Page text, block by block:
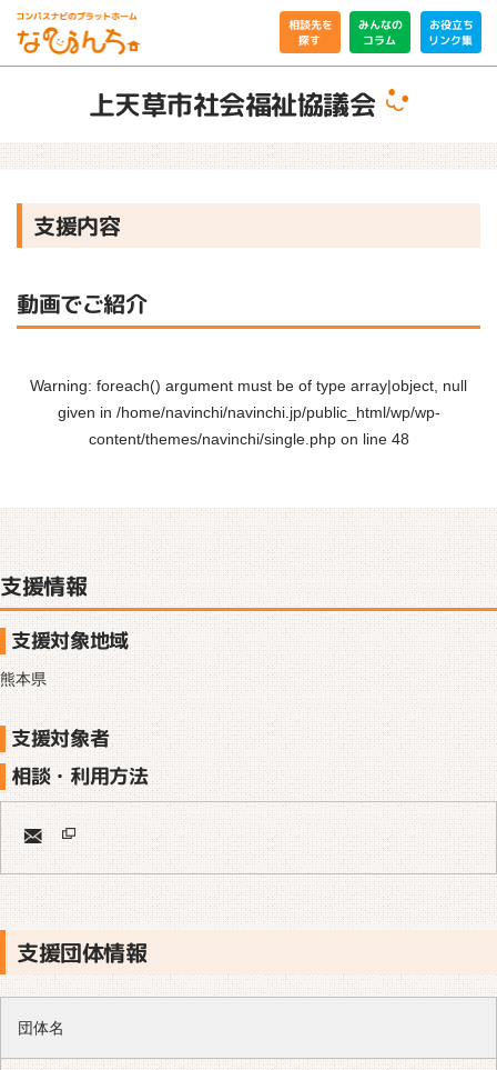
相談先を
探す
みんなの
コラム
お役立ち
リンク集
上天草市社会福祉協議会
支援内容
動画でご紹介
Warning: foreach() argument must be of type array|object, null
given in /home/navinchi/navinchi.jp/public_html/wp/wp-
content/themes/navinchi/single.phpon line 48
支援情報
支援対象地域
熊本県
支援対象者
相談・利用方法
支援団体情報
団体名